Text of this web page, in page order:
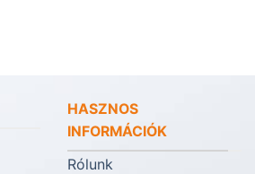
HASZNOS
INFORMÁCIÓK
Rólunk